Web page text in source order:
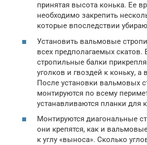
принятая высота конька. Ее
необходимо закрепить
которые впоследствии
Установить вальмовые
всех предполагаемых скатов.
стропильные балки
уголков и гвоздей к коньку, а
После установки вальмовых
монтируются по всему
устанавливаются планки для
Монтируются диагональные
они крепятся, как и
к углу «выноса». Сколько